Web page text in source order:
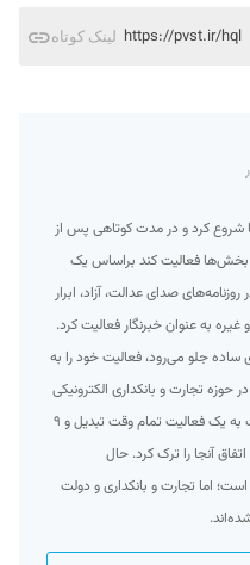
لینک کوتاه https://pvst.ir/hql
شروع کرد و در مدت کوتاهی پس از
بخش‌ها فعالیت کند براساس یک
صدای عدالت، آزاد، ابرار
به عنوان خبرنگار فعالیت کرد.
جلو می‌رود، فعالیت خود را به
تجارت و بانکداری الکترونیکی
آغاز کرد و پس از مدتی این فعالیت نیمه وقت به یک فعالیت تمام وقت تبدیل و ۹
آنجا را ترک کرد. حال
اما تجارت و بانکداری و دولت